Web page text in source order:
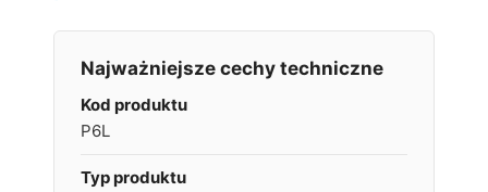
Najważniejsze cechy techniczne
Kod produktu
P6L
Typ produktu